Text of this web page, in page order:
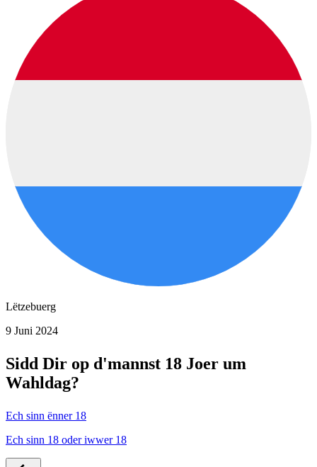
Lëtzebuerg
9 Juni 2024
Sidd Dir op d'mannst 18 Joer um
Wahldag?
Ech sinn ënner 18
Ech sinn 18 oder iwwer 18